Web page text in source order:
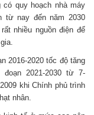
có quy hoạch nhà máy
từ nay đến năm 2030
nhiều nguồn điện để
2016-2020 tốc độ tăng
đoạn 2021-2030 từ 7-
khi Chính phủ trình
nhân.